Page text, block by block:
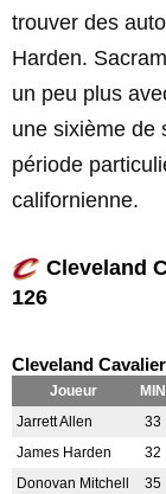
trouver des
Harden.
un peu plus
une sixième de
période
californienne.
Cleveland
126
Cleveland
Joueur MIN
Jarrett Allen
33
James Harden
32
Donovan Mitchell
35